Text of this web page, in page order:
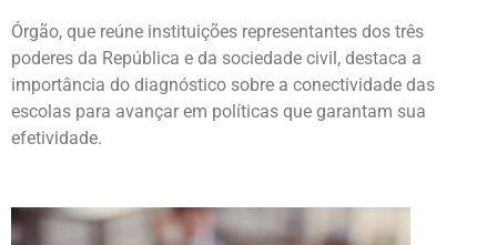
Órgão, que reúne instituições representantes dos três
poderes da República e da sociedade civil, destaca a
importância do diagnóstico sobre a conectividade das
escolas para avançar em políticas que garantam sua
efetividade.